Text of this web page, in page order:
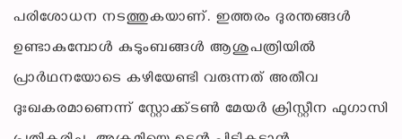
പരിശോധന നടത്തുകയാണ്. ഇത്തരം ദുരന്തങ്ങൾ
ഉണ്ടാകുമ്പോൾ കുടുംബങ്ങൾ ആശുപത്രിയിൽ
പ്രാർഥനയോടെ കഴിയേണ്ടി വരുന്നത് അതീവ
ദുഃഖകരമാണെന്ന് സ്റ്റോക്ക്‌ടൺ മേയർ ക്രിസ്റ്റീന ഫുഗാസി